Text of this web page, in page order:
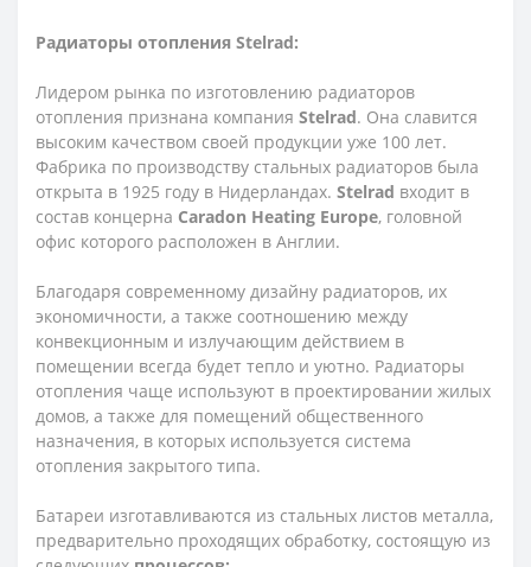
Радиаторы отопления Stelrad:
Лидером рынка по изготовлению радиаторов
отопления признана компания Stelrad. Она славится
высоким качеством своей продукции уже 100 лет.
Фабрика по производству стальных радиаторов была
открыта в 1925 году в Нидерландах. Stelrad входит в
состав концерна Caradon Heating Europe, головной
офис которого расположен в Англии.
Благодаря современному дизайну радиаторов, их
экономичности, а также соотношению между
конвекционным и излучающим действием в
помещении всегда будет тепло и уютно. Радиаторы
отопления чаще используют в проектировании жилых
домов, а также для помещений общественного
назначения, в которых используется система
отопления закрытого типа.
Батареи изготавливаются из стальных листов металла,
предварительно проходящих обработку, состоящую из